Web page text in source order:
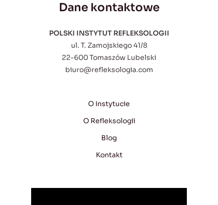
Dane kontaktowe
POLSKI INSTYTUT REFLEKSOLOGII
ul. T. Zamojskiego 41/8
22-600 Tomaszów Lubelski
biuro@refleksologia.com
O Instytucie
O Refleksologii
Blog
Kontakt